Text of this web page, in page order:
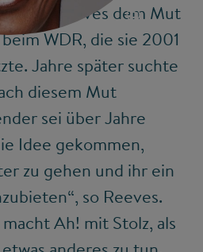
©
Reeves dem Mut
WDR, die sie 2001
Jahre später suchte
diesem Mut
sei über Jahre
Idee gekommen,
zu gehen und ihr ein
so Reeves.
Ah! mit Stolz, als